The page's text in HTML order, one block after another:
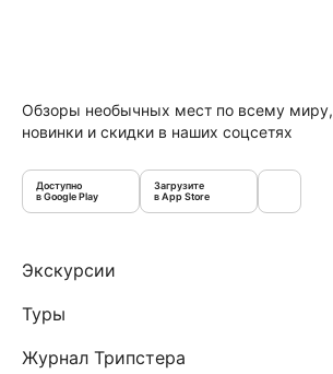
Обзоры необычных мест по всему миру,
новинки и скидки в наших соцсетях
Доступно
в Google Play
Загрузите
в App Store
Экскурсии
Туры
Журнал Трипстера